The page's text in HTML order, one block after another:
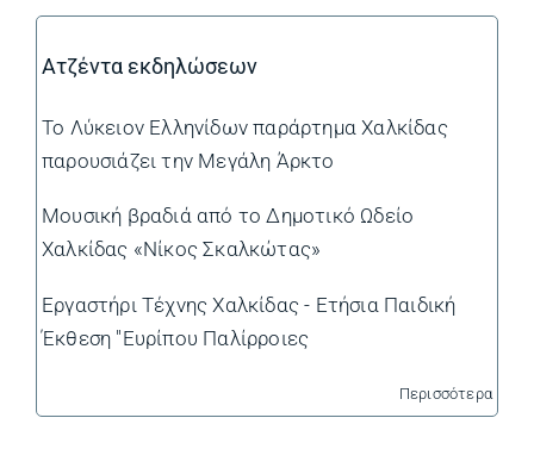
Ατζέντα εκδηλώσεων
Το Λύκειον Ελληνίδων παράρτημα Χαλκίδας
παρουσιάζει την Μεγάλη Άρκτο
Μουσική βραδιά από το Δημοτικό Ωδείο
Χαλκίδας «Νίκος Σκαλκώτας»
Εργαστήρι Τέχνης Χαλκίδας - Ετήσια Παιδική
Έκθεση "Ευρίπου Παλίρροιες
Περισσότερα